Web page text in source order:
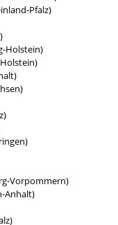
Pfalz)
Holstein)
Vorpommern)
Anhalt)